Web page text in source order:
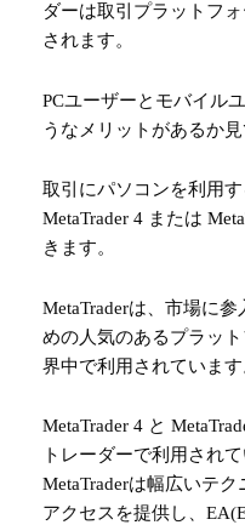
ダーは取引プラットフ
されます。
PCユーザーとモバイル
うなメリットがあるか
取引にパソコンを利用す
MetaTrader 4 または
きます。
MetaTraderは、市場に
めの人気のあるプラッ
界中で利用されています
MetaTrader 4 と
トレーダーで利用されて
MetaTraderは幅広いテ
アクセスを提供し、